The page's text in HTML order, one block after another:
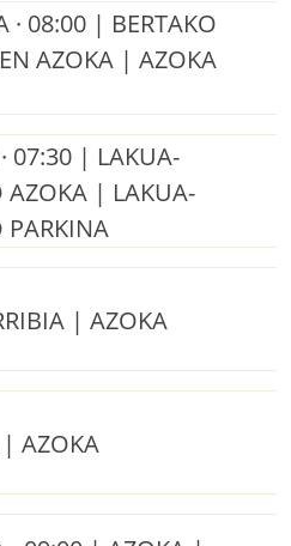
· 08:00 | BERTAKO
AZOKA | AZOKA
07:30 | LAKUA-
AZOKA | LAKUA-
PARKINA
| AZOKA
AZOKA